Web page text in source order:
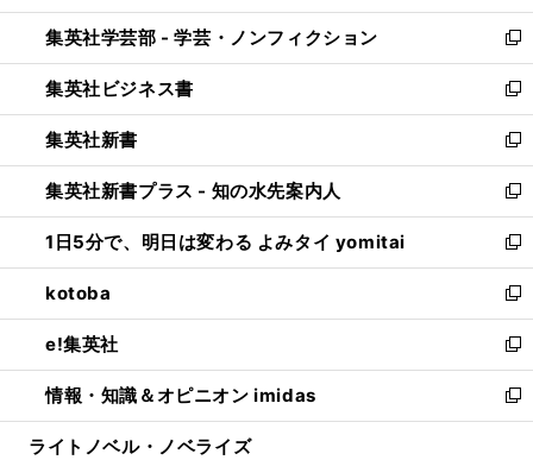
開
く
ウ
で
開
く
ン
ド
ウ
で
開
く
ウ
ィ
ン
ド
ウ
で
開
く
集英社学芸部 - 学芸・ノンフィクション
新
し
い
ウ
ィ
ン
ド
ウ
で
開
く
集英社ビジネス書
新
し
い
ウ
ィ
ン
ド
ウ
で
開
く
集英社新書
新
し
い
ウ
ィ
ン
ド
ウ
で
開
く
集英社新書プラス - 知の水先案内人
新
し
い
ウ
ィ
ン
ド
ウ
で
開
1日5分で、明日は変わる よみタイ yomitai
新
し
い
ウ
ィ
ン
ド
ウ
kotoba
新
し
い
ウ
ィ
ン
e!集英社
新
し
い
ウ
情報・知識＆オピニオン imidas
新
し
ライトノベル・ノベライズ